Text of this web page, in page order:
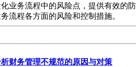
业务流程中的风险点，提供有效的防
流程各方面的风险和控制措施。
财务管理不规范的原因与对策